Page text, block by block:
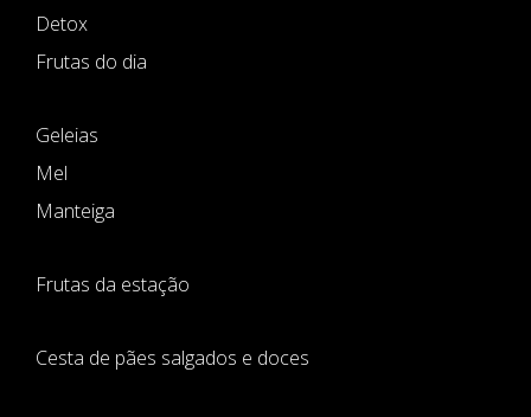
Detox
Frutas do dia
Geleias
Mel
Manteiga
Frutas da estação
Cesta de pães salgados e doces